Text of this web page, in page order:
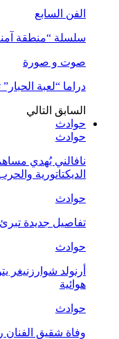
الفن السابع
سلسلة “منطقة
صوت و صورة
دراما “لعبة
السابق التالي
حوادث
حوادث
نافالني يُهدي
الديكتاتورية
حوادث
تفاصيل جديدة
حوادث
أرنولد
هوائية
حوادث
وفاة شقيق الفنان